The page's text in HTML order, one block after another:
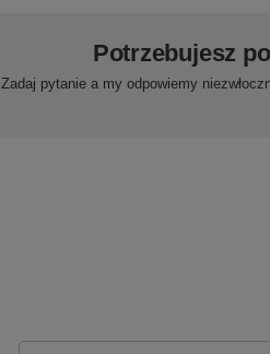
Potrzebujesz
Zadaj pytanie a my odpowiemy